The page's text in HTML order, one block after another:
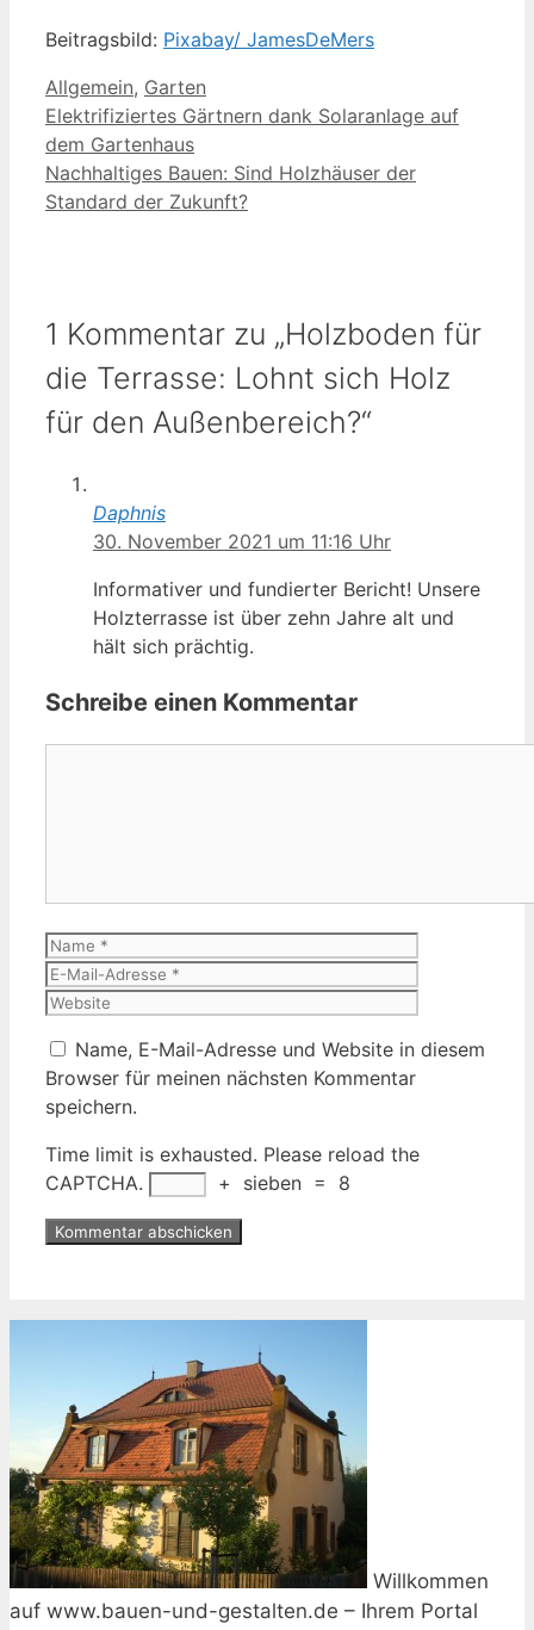
Beitragsbild: Pixabay/ JamesDeMers
Kategorien
Allgemein, Garten
Elektrifiziertes Gärtnern dank Solaranlage auf
dem Gartenhaus
Nachhaltiges Bauen: Sind Holzhäuser der
Standard der Zukunft?
1 Kommentar zu „Holzboden für
die Terrasse: Lohnt sich Holz
für den Außenbereich?“
Daphnis
30. November 2021 um 11:16 Uhr
Informativer und fundierter Bericht! Unsere
Holzterrasse ist über zehn Jahre alt und
hält sich prächtig.
Schreibe einen Kommentar
Name
Name, E-Mail-Adresse und Website in diesem
Browser für meinen nächsten Kommentar
speichern.
Time limit is exhausted. Please reload the
CAPTCHA.
+ sieben = 8
Willkommen
auf www.bauen-und-gestalten.de – Ihrem Portal